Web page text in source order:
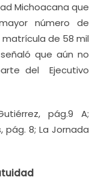
Michoacana que
número de
de 58 mil
que aún no
del Ejecutivo
pág.9 A;
pág. 8; La Jornada